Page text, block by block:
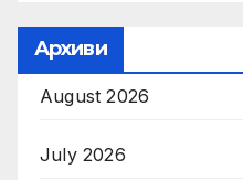
Архиви
August 2026
July 2026